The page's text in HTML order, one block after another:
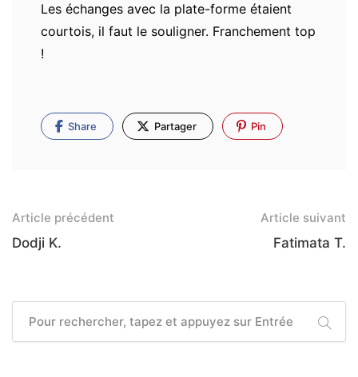
Les échanges avec la plate-forme étaient
courtois, il faut le souligner. Franchement top
!
Share Partager Pin
Article précédent
Dodji K.
Article suivant
Fatimata T.